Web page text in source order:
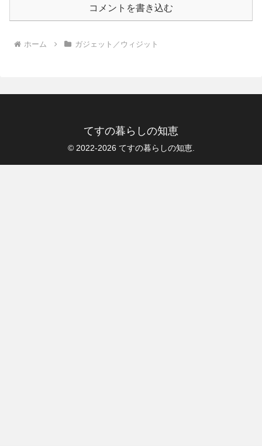
コメントを書き込む
ホーム ガジェット／ウィジット
てすの暮らしの知恵
© 2022-2026 てすの暮らしの知恵.